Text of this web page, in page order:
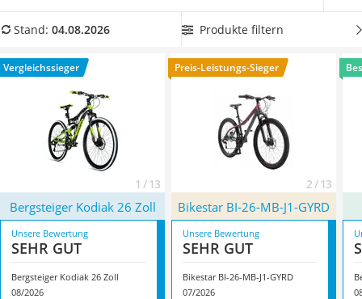
Handgepäck-Koffer
Wanderschuhe Herren
Sicherheitsweste Reiten
Freeride- und Downhill-Bereich sollten Sie auf Räder setzen,
außerdem einen breiten Lenker für empfehlenswert.
fragen sich, ob hydraulische oder mechanische
Scheibenbremsen die bessere Wahl sind? Finden Sie die
Antwort jetzt in unserer Test- bzw. Vergleichstabelle.
Überzeugt hat uns hier im August 2026 besonders das
ModellBergsteiger Kodiak 26 Zoll mit seinen Eigenschaften.
Stand: 04.08.2026 Produkte filtern
Vergleichssieger
1 / 13
Preis-Leistungs-Sieger
2 / 13
Bergsteiger Kodiak 26 Zoll Bikestar BI-26-MB-J1-GYRD
Unsere Bewertung
SEHR GUT
Bergsteiger Kodiak 26 Zoll
08/2026
Unsere Bewertung
SEHR GUT
Bikestar BI-26-MB-J1-GYRD
07/2026